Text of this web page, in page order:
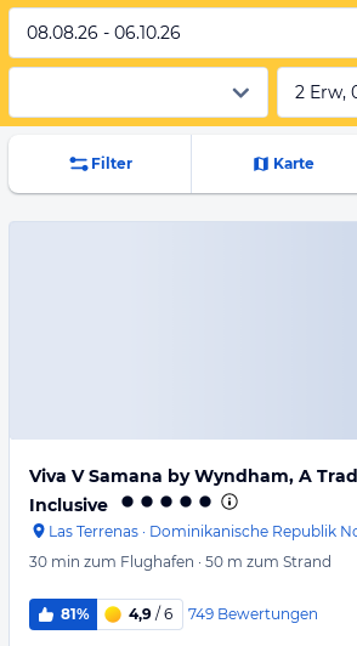
08.08.26 - 06.10.26
2 Erw,
Filter Karte
Viva V Samana by Wyndham, A
Inclusive
Las Terrenas · Dominikanische Republik
30 min zum Flughafen · 50 m zum Strand
81% 4,9 / 6 749 Bewertungen